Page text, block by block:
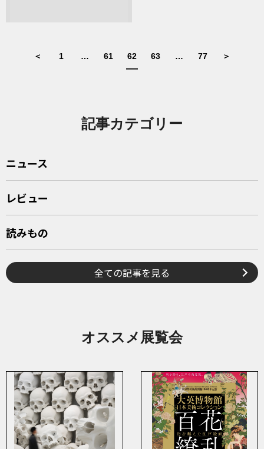
＜ 1 … 61 62 63 … 77 ＞
記事カテゴリー
ニュース
レビュー
読みもの
全ての記事を見る
オススメ展覧会